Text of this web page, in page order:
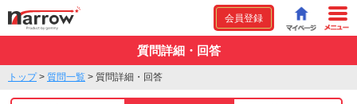
会員登録
質問詳細・回答
トップ> 質問一覧 > 質問詳細・回答